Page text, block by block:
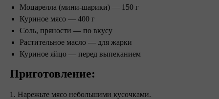
Моцарелла (мини-шарики) — 150 г
Куриное мясо — 400 г
Соль, пряности — по вкусу
Растительное масло — для жарки
Куриное яйцо — перед выпеканием
Приготовление:
1. Нарежьте мясо небольшими кусочками.